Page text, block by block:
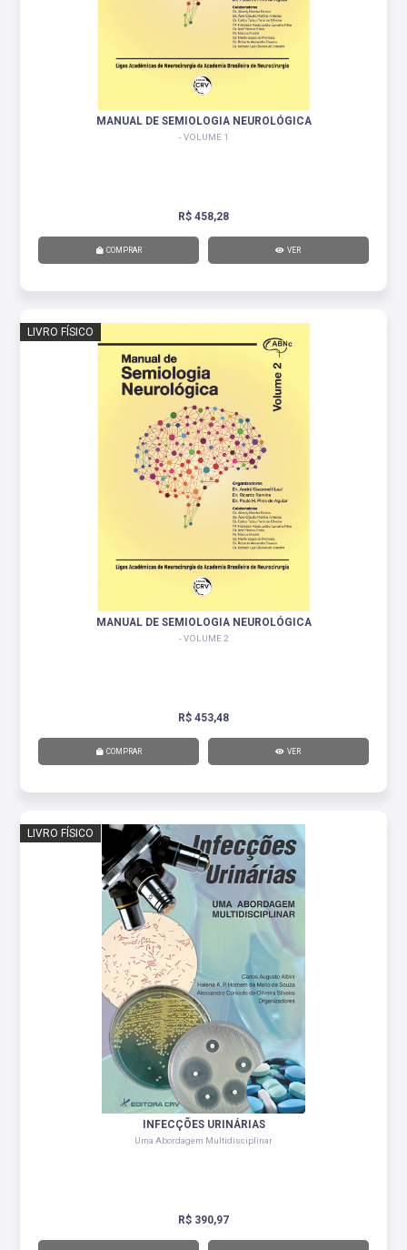
MANUAL DE SEMIOLOGIA NEUROLÓGICA
- VOLUME 1
R$ 458,28
COMPRAR VER
LIVRO FÍSICO
MANUAL DE SEMIOLOGIA NEUROLÓGICA
- VOLUME 2
R$ 453,48
COMPRAR VER
LIVRO FÍSICO
INFECÇÕES URINÁRIAS
Uma Abordagem Multidisciplinar
R$ 390,97